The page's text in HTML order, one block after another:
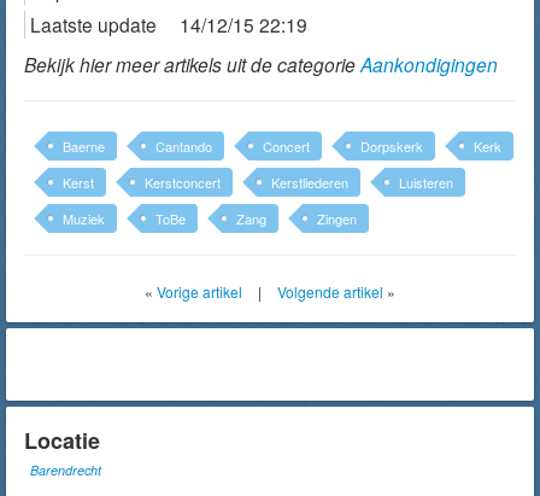
Laatste update
14/12/15 22:19
Bekijk hier meer artikels uit de categorieAankondigingen
Baerne Cantando Concert Dorpskerk
Kerk
Kerst
Kerstconcert Kerstliederen
Luisteren
Muziek
ToBe Zang Zingen
« Vorige artikel | Volgende artikel »
Locatie
Barendrecht